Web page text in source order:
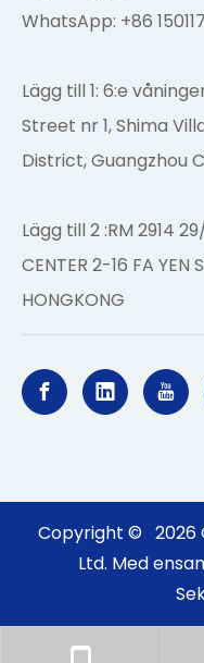
WhatsApp: +86
Lägg till 1: 6:e
Street nr 1, Shima
District, Guangzhou
Lägg till 2 :RM 2914
CENTER 2-16 FA YEN
HONGKONG
Copyright © 2026
Ltd. Med